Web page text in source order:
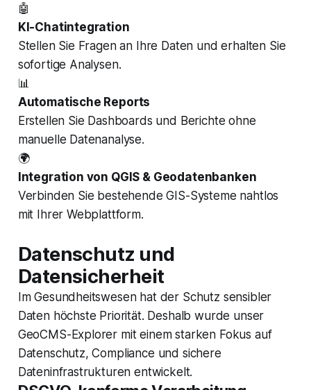
🤖
KI-Chatintegration
Stellen Sie Fragen an Ihre Daten und erhalten Sie
sofortige Analysen.
📊
Automatische Reports
Erstellen Sie Dashboards und Berichte ohne
manuelle Datenanalyse.
🌍
Integration von QGIS & Geodatenbanken
Verbinden Sie bestehende GIS-Systeme nahtlos
mit Ihrer Webplattform.
Datenschutz und
Datensicherheit
Im Gesundheitswesen hat der Schutz sensibler
Daten höchste Priorität. Deshalb wurde unser
GeoCMS-Explorer mit einem starken Fokus auf
Datenschutz, Compliance und sichere
Dateninfrastrukturen entwickelt.